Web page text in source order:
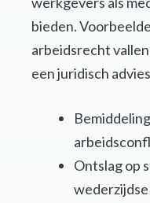
bieden.
arbeidsrecht
een juridisch
Ontslag op